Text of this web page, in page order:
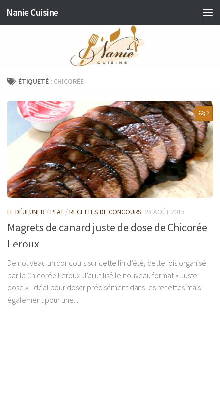
Skip to content
Nanie Cuisine
ÉTIQUETÉ : CHICORÉE
2
LE DÉJEUNER /PLAT /RECETTES DE CONCOURS 28 AOÛT 2015
Magrets de canard juste de dose de Chicorée
Leroux
De nouveau un concours sur cette fin d’été, cette fois organisé
par la Chicorée Leroux. J’ai utilisé le nouveau format « Juste
dose » : idéal pour doser précisément dans les recettes mais
également pour une...